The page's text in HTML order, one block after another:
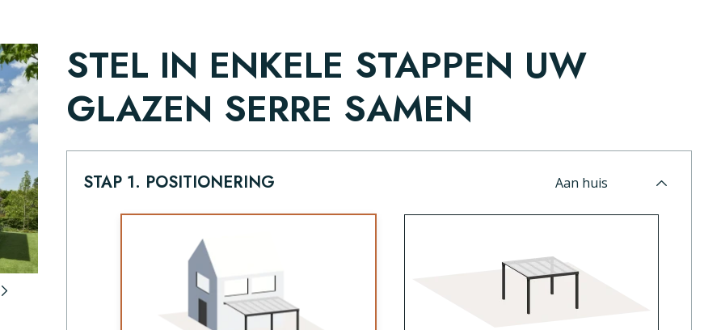
STEL IN ENKELE STAPPEN UW
GLAZEN SERRE SAMEN
STAP 1. POSITIONERING Aan huis